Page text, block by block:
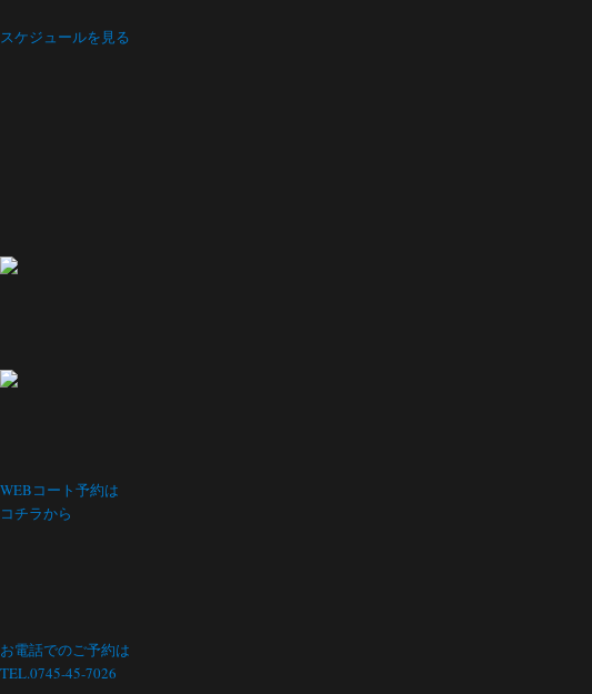
スケジュールを見る
WEBコート予約は
コチラから
お電話でのご予約は
TEL.0745-45-7026